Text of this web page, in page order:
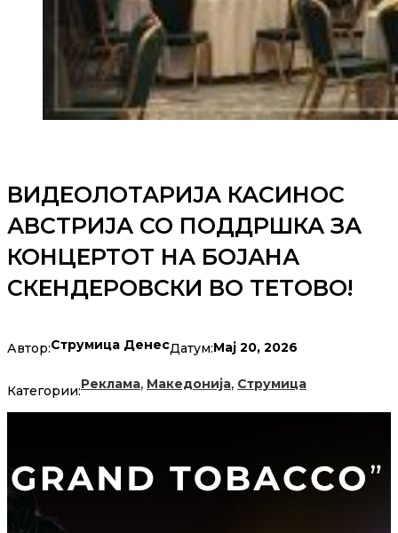
ВИДЕОЛОТАРИЈА КАСИНОС
АВСТРИЈА СО ПОДДРШКА ЗА
КОНЦЕРТОТ НА БОЈАНА
СКЕНДЕРОВСКИ ВО ТЕТОВО!
Автор:Струмица ДенесДатум:Мај 20, 2026
Категории:Реклама, Македонија, Струмица